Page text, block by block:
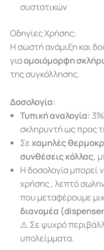
συστατικών
Οδηγίες Χρήσης:
Η σωστή ανάμιξη και
γιαομοιόμορφη
της συγκόλλησης.
Δοσολογία:
Τυπική αναλογία:
σκληρυντή ως προς
Σεχαμηλές
συνθέσεις κόλλας,
Η δοσολογία μπορεί
χρήσης , λεπτό
που μεταφέρουμε
διανομέα
⚠️ Σε ψυχρό
υπολείμματα.